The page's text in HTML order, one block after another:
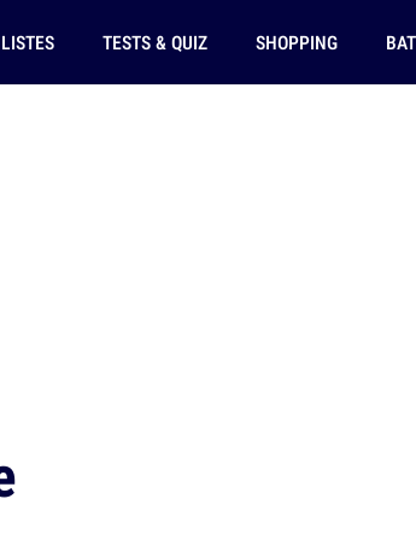
LISTES TESTS & QUIZ SHOPPING